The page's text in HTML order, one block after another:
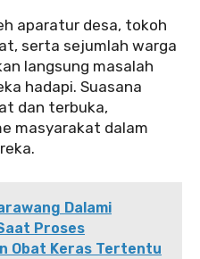
aparatur desa, tokoh
serta sejumlah warga
langsung masalah
hadapi. Suasana
dan terbuka,
masyarakat dalam
Dalami
Proses
Obat Keras Tertentu